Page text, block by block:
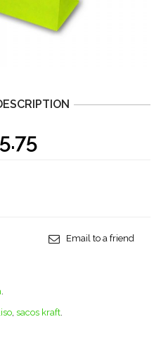
Email to a friend
.
, sacos kraft.